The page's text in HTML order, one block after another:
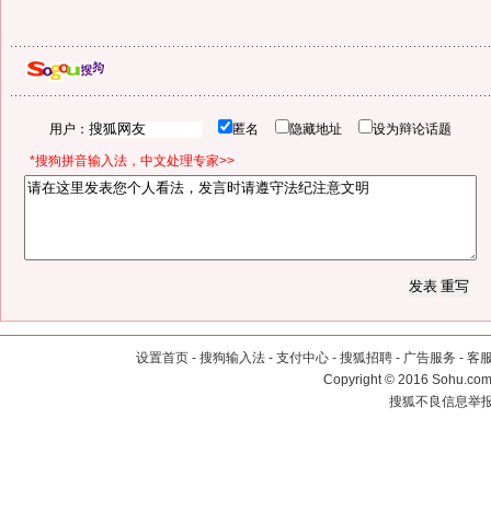
用户： 匿名 隐藏地址 设为辩论话题
*搜狗拼音输入法，中文处理专家>>
设置首页 - 搜狗输入法 - 支付中心 - 搜狐招聘 - 广告服务 - 客
Copyright©2016
搜狐不良信息举